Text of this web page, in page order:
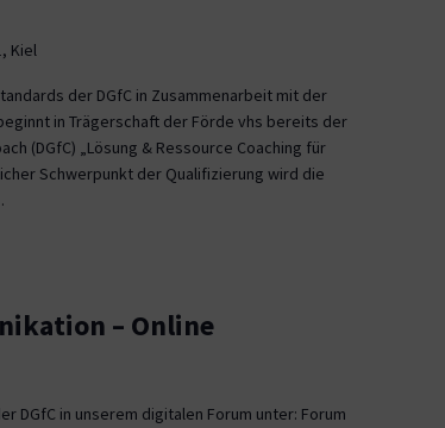
Kiel
der DGfC in Zusammenarbeit mit der
in Trägerschaft der Förde vhs bereits der
(DGfC) „Lösung & Ressource Coaching für
Schwerpunkt der Qualifizierung wird die
– Online
DGfC in unserem digitalen Forum unter: Forum